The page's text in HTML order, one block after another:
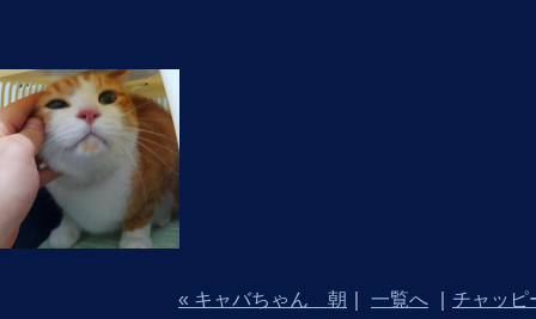
« キャバちゃん 朝 一覧へ チャッ